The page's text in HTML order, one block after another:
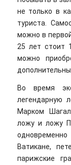
не только в
туриста.
можно в
25 лет стоит
можно
Во время
легендарную
Марком
ложу и ложу
Ватикане,
парижские